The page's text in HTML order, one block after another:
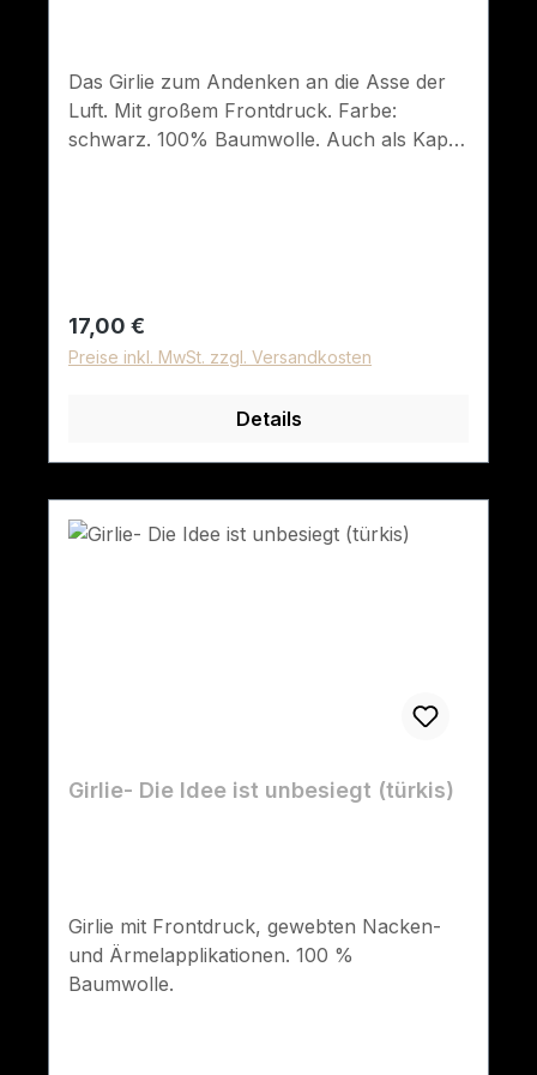
Das Girlie zum Andenken an die Asse der
Luft. Mit großem Frontdruck. Farbe:
schwarz. 100% Baumwolle. Auch als Kapu,
Regulärer Preis:
17,00 €
Preise inkl. MwSt. zzgl. Versandkosten
Details
Girlie- Die Idee ist unbesiegt (türkis)
Girlie mit Frontdruck, gewebten Nacken-
und Ärmelapplikationen. 100 %
Baumwolle.